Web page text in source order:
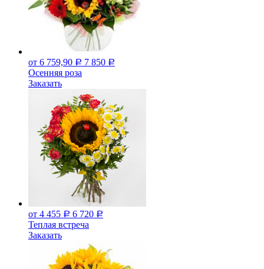
от 6 759,90 Р 7 850 Р
Осенняя роза
Заказать
от 4 455 Р 6 720 Р
Теплая встреча
Заказать